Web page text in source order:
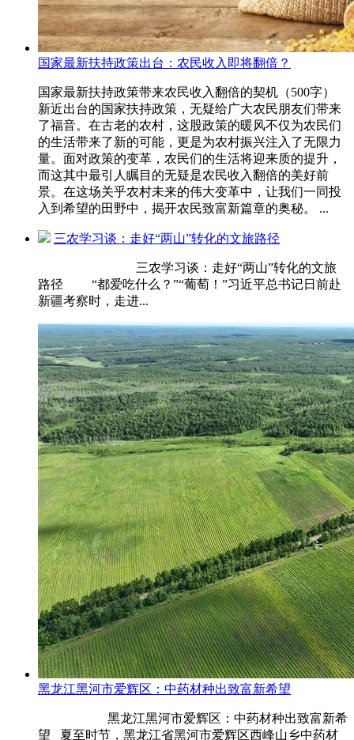
国家最新扶持政策出台：农民收入即将翻倍？
国家最新扶持政策带来农民收入翻倍的契机（500字）
新近出台的国家扶持政策，无疑给广大农民朋友们带来
了福音。在古老的农村，这股政策的暖风不仅为农民们
的生活带来了新的可能，更是为农村振兴注入了无限力
量。面对政策的变革，农民们的生活将迎来质的提升，
而这其中最引人瞩目的无疑是农民收入翻倍的美好前
景。在这场关乎农村未来的伟大变革中，让我们一同投
入到希望的田野中，揭开农民致富新篇章的奥秘。 ...
三农学习谈：走好“两山”转化的文旅路径
三农学习谈：走好“两山”转化的文旅
路径 “都爱吃什么？”“葡萄！”习近平总书记日前赴
新疆考察时，走进...
黑龙江黑河市爱辉区：中药材种出致富新希望
黑龙江黑河市爱辉区：中药材种出致富新希
望 夏至时节，黑龙江省黑河市爱辉区西峰山乡中药材